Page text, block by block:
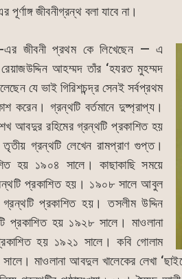
জীবনীগ্রন্থ বলা যাবে না।
এর জীবনী প্রথম কে লিখেছেন — এ
আহম্মদ তাঁর ‘হযরত মুহম্মদ
যে ভাই গিরিশচন্দ্র সেনই সর্বপ্রথম
করেন। গ্রন্থটি বর্তমানে দুষ্প্রাপ্য।
আবদুর রহিমের গ্রন্থটি প্রকাশিত হয়
গ্রন্থটি লেখেন রামপ্রাণ গুপ্ত।
হয় ১৯০৪ সালে। কাছাকাছি সময়ে
প্রকাশিত হয়। ১৯০৮ সালে আবুল
গ্রন্থটি প্রকাশিত হয়। তসলীম উদ্দিন
প্রকাশিত হয় ১৯২৮ সালে। মাওলানা
হয় ১৯২১ সালে। কবি গোলাম
মাওলানা আবদুল খালেকের লেখা